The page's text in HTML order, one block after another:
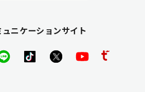
ニケーションサイト